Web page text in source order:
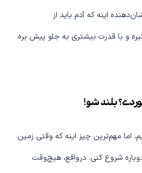
اینه که آدم باید از
و با قدرت بیشتری به جلو پیش بره.
بلند شو!
اما مهم‌ترین چیز اینه که وقتی زمین
شروع کنی. درواقع، هیچ‌وقت